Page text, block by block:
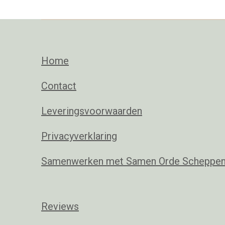
Home
Contact
Leveringsvoorwaarden
Privacyverklaring
Samenwerken met Samen Orde
Reviews